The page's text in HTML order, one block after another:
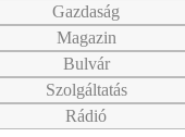
Gazdaság
Magazin
Bulvár
Szolgáltatás
Rádió